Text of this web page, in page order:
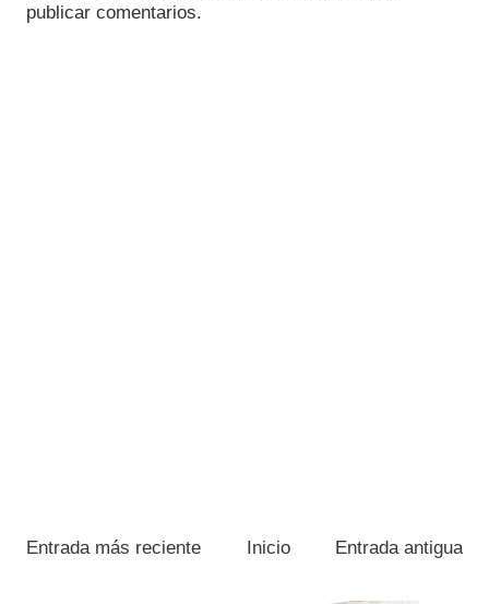
publicar comentarios.
Entrada más reciente Entrada antigua
Inicio